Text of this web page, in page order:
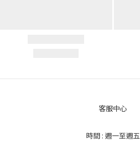
客服中心
時間 : 週一至週五